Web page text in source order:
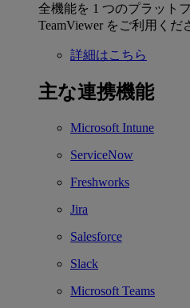
全機能を 1 つのプラット
TeamViewer をご利用くだ
詳細はこちら
主な連携機能
Microsoft Intune
ServiceNow
Freshworks
Jira
Salesforce
Slack
Microsoft Teams